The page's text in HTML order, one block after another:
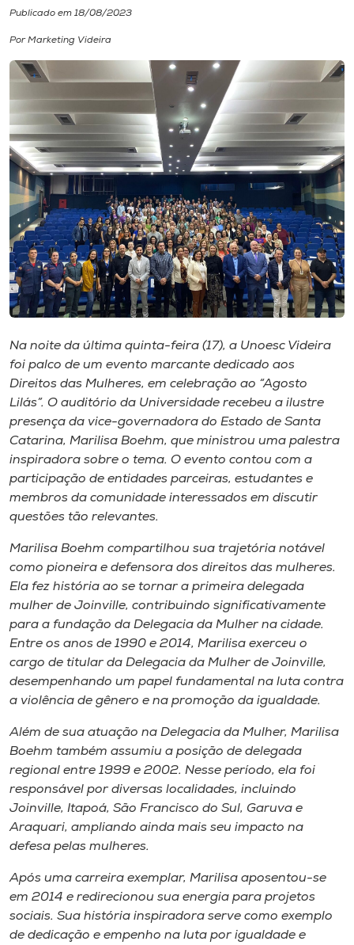
Cultura
CPA
Biblioteca
Editora
Rádio
Museu
Unoesc
Store
Selecione
o idioma
A+
A-
Publicado em 18/08/2023
Por Marketing Videira
Na noite da última quinta-feira (17), a Unoesc Videira
foi palco de um evento marcante dedicado aos
Direitos das Mulheres, em celebração ao “Agosto
Lilás”. O auditório da Universidade recebeu a ilustre
presença da vice-governadora do Estado de Santa
Catarina, Marilisa Boehm, que ministrou uma palestra
inspiradora sobre o tema. O evento contou com a
participação de entidades parceiras, estudantes e
membros da comunidade interessados em discutir
questões tão relevantes.
Marilisa Boehm compartilhou sua trajetória notável
como pioneira e defensora dos direitos das mulheres.
Ela fez história ao se tornar a primeira delegada
mulher de Joinville, contribuindo significativamente
para a fundação da Delegacia da Mulher na cidade.
Entre os anos de 1990 e 2014, Marilisa exerceu o
cargo de titular da Delegacia da Mulher de Joinville,
desempenhando um papel fundamental na luta contra
a violência de gênero e na promoção da igualdade.
Além de sua atuação na Delegacia da Mulher, Marilisa
Boehm também assumiu a posição de delegada
regional entre 1999 e 2002. Nesse período, ela foi
responsável por diversas localidades, incluindo
Joinville, Itapoá, São Francisco do Sul, Garuva e
Araquari, ampliando ainda mais seu impacto na
defesa pelas mulheres.
Após uma carreira exemplar, Marilisa aposentou-se
em 2014 e redirecionou sua energia para projetos
sociais. Sua história inspiradora serve como exemplo
de dedicação e empenho na luta por igualdade e